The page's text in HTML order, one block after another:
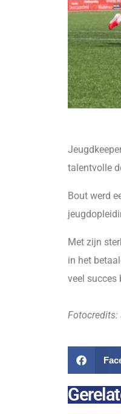
talentvolle
Bout werd
Met zijn
in het
veel succes
Fotocredits: